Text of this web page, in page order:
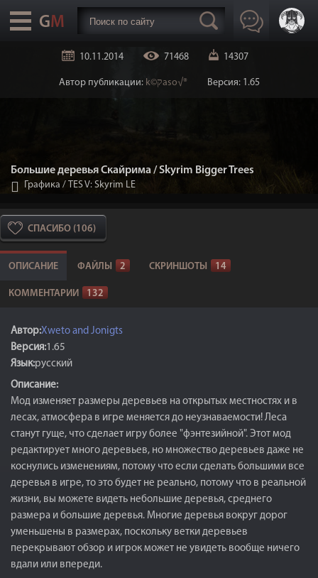
10.11.2014 71468 14307
Автор публикации: k©קaso√® Версия: 1.65
Большие деревья Скайрима / Skyrim Bigger Trees
Графика / TES V: Skyrim LE
СПАСИБО (106)
ОПИСАНИЕ ФАЙЛЫ 2 СКРИНШОТЫ 14
КОММЕНТАРИИ 132
Автор:Xweto and Jonigts
Версия:1.65
Язык:русский
Описание:
Мод изменяет размеры деревьев на открытых местностях и в
лесах, атмосфера в игре меняется до неузнаваемости! Леса
станут гуще, что сделает игру более "фэнтезийной". Этот мод
редактирует много деревьев, но множество деревьев даже не
коснулись изменениям, потому что если сделать большими все
деревья в игре, то это будет не реально, потому что в реальной
жизни, вы можете видеть небольшие деревья, среднего
размера и большие деревья. Многие деревья вокруг дорог
уменьшены в размерах, поскольку ветки деревьев
перекрывают обзор и игрок может не увидеть вообще ничего
вдали или впереди.